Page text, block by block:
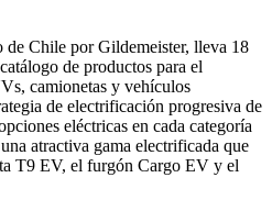
Chile por Gildemeister, lleva 18
de productos para el
camionetas y vehículos
de electrificación progresiva de
eléctricas en cada categoría
atractiva gama electrificada que
T9 EV, el furgón Cargo EV y el